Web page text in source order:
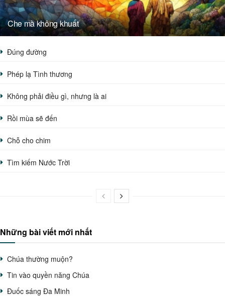
Che mà không khuất
Đúng đường
Phép lạ Tình thương
Không phải điều gì, nhưng là ai
Rồi mùa sẽ đến
Chỗ cho chim
Tìm kiếm Nước Trời
Những bài viết mới nhất
Chúa thường muộn?
Tin vào quyền năng Chúa
Đuốc sáng Đa Minh